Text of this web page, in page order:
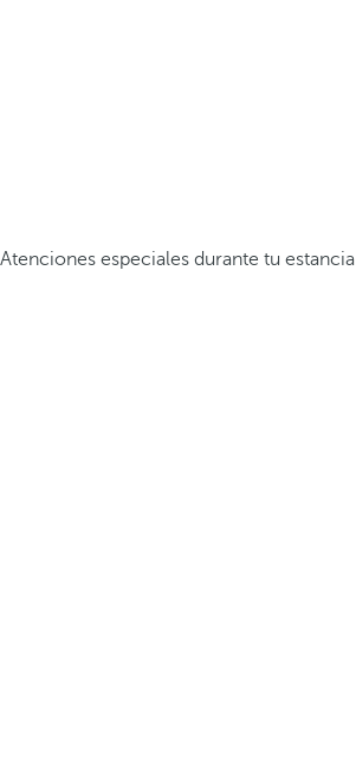
Atenciones especiales durante tu estancia